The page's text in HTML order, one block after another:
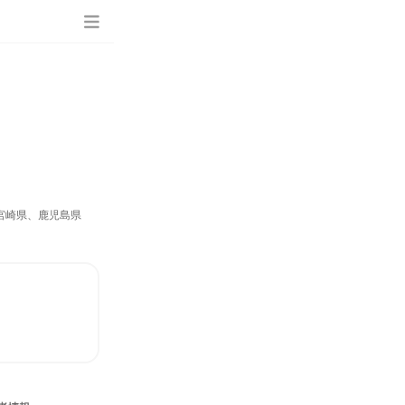
崎県、鹿児島県